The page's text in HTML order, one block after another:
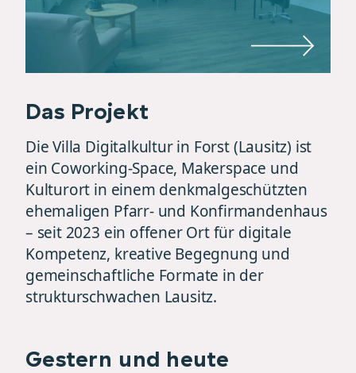
Das Projekt
Die Villa Digitalkultur in Forst (Lausitz) ist
ein Coworking-Space, Makerspace und
Kulturort in einem denkmalgeschützten
ehemaligen Pfarr- und Konfirmandenhaus
– seit 2023 ein offener Ort für digitale
Kompetenz, kreative Begegnung und
gemeinschaftliche Formate in der
strukturschwachen Lausitz.
Gestern und heute